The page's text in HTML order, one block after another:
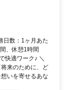
日数：1ヶ月あた
、休憩1時間
快適ワーク♪ ＼
来のために、ど
いを寄せるあな